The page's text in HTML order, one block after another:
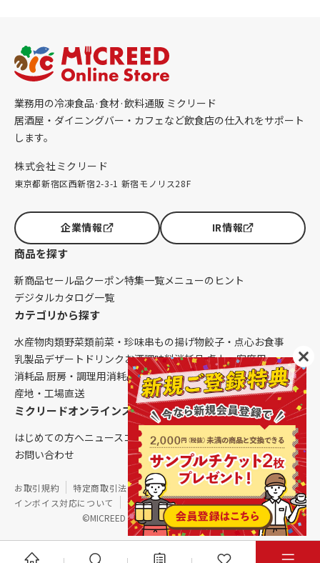
業務用の冷凍食品·食材·飲料通販 ミクリード
居酒屋・ダイニングバー・カフェなど飲食店の仕入れをサポート
します。
株式会社ミクリード
東京都新宿区西新宿2-3-1 新宿モノリス28F
企業情報 IR情報
商品を探す
新商品セール品クーポン特集一覧メニューのヒント
デジタルカタログ一覧
カテゴリから探す
水産物肉類野菜類前菜・珍味串もの揚げ物餃子・点心お食事
乳製品デザート ドリンク お酒調味料消耗品 卓上・客席用
消耗品 厨房・調理用消耗品 クレンリネス生鮮品（配送便限定）
産地・工場直送
ミクリードオンラインストアについて
はじめての方へニュースコラムご利用ガイド会社概要
お問い合わせ
©MICREED CO.,LTD. All Rights Reserved.
お取引規約 特定商取引法に基づく表記
個人情報保護方針
インボイス対応について
サイトマップ